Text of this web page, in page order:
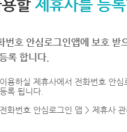
할 제휴사를 등록
번호 안심로그인앱에 보호 받
록 합니다.
이용하실 제휴사에서 전화번호 안
등록 됩니다.
전화번호 안심로그인 앱 > 제휴사